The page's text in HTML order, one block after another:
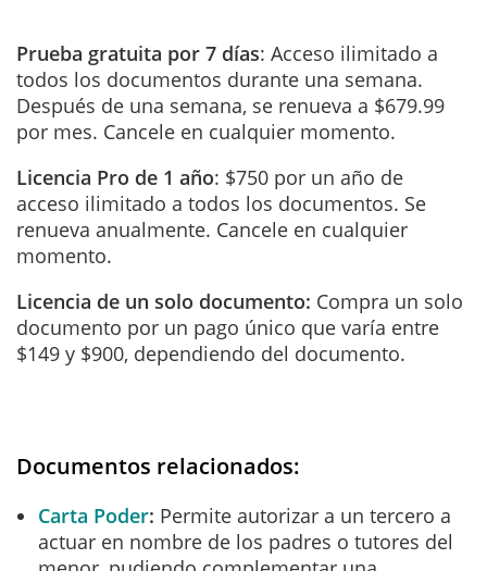
Prueba gratuita por 7 días: Acceso ilimitado a
todos los documentos durante una semana.
Después de una semana, se renueva a $679.99
por mes. Cancele en cualquier momento.
Licencia Pro de 1 año: $750 por un año de
acceso ilimitado a todos los documentos. Se
renueva anualmente. Cancele en cualquier
momento.
Licencia de un solo documento: Compra un solo
documento por un pago único que varía entre
$149 y $900, dependiendo del documento.
Documentos relacionados:
Carta Poder Permite autorizar a un tercero a
actuar en nombre de los padres o tutores del